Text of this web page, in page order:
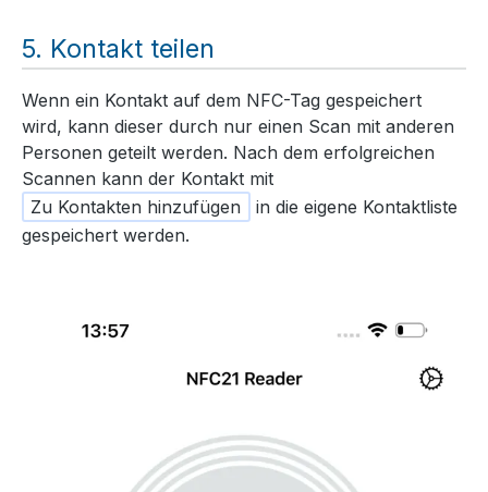
Kontakt teilen
Wenn ein Kontakt auf dem NFC-Tag gespeichert
wird, kann dieser durch nur einen Scan mit anderen
Personen geteilt werden. Nach dem erfolgreichen
Scannen kann der Kontakt mit
Zu Kontakten hinzufügen
in die eigene Kontaktliste
gespeichert werden.